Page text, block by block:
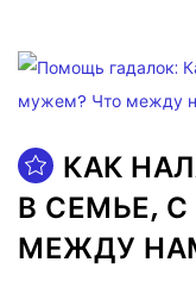
КАК
В СЕМЬЕ,
МЕЖДУ